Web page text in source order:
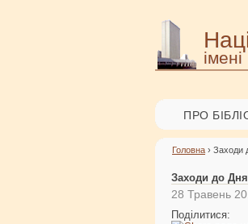
ПРО
Головна › Заходи
Заходи до Дня
28 Травень
Поділитися: